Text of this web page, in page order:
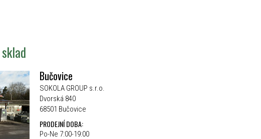
Bučovice
SOKOLA GROUP s.r.o.
Dvorská 840
68501 Bučovice
PRODEJNÍ DOBA:
Po-Ne 7:00-19:00